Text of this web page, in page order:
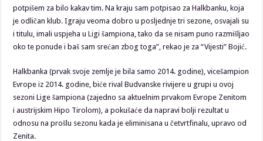
potpišem za bilo kakav tim. Na kraju sam potpisao za Halkbanku, koja
je odličan klub. Igraju veoma dobro u posljednje tri sezone, osvajali su
i titulu, imali uspjeha u Ligi šampiona, tako da se nisam puno razmišljao
oko te ponude i baš sam srećan zbog toga”, rekao je za “Vijesti” Bojić.
Halkbanka (prvak svoje zemlje je bila samo 2014. godine), vicešampion
Evrope iz 2014. godine, biće rival Budvanske rivijere u grupi u ovoj
sezoni Lige šampiona (zajedno sa aktuelnim prvakom Evrope Zenitom
i austrijskim Hipo Tirolom), a pokušaće da napravi bolji rezultat u
odnosu na prošlu sezonu kada je eliminisana u četvrtfinalu, upravo od
Zenita.